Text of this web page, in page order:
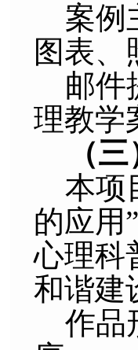
案例
图表、
邮件
理教学
（三
本项
的应用
心理科
和谐建
作品